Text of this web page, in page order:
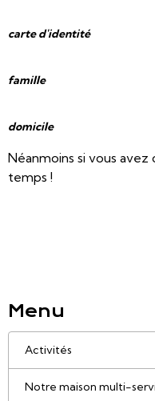
Pour
carte d'identité
-
famille
-
domicile
Néanmoins si vous
temps !
Menu
Activités
Notre maison multi-